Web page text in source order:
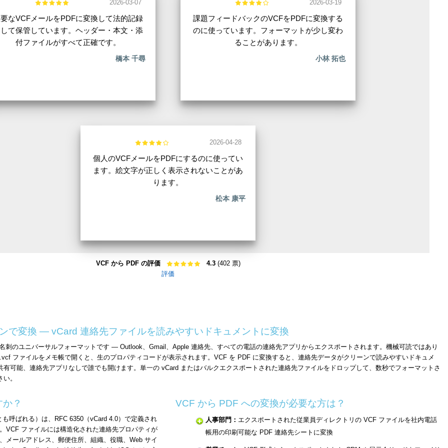
2026-03-07
なVCFメールをPDFに変換して法的記録
て保管しています。ヘッダー・本文・添
付ファイルがすべて正確です。
橋本 千尋
2026-03-19
課題フィードバックのVCFをPDFに変換する
のに使っています。フォーマットが少し変わ
ることがあります。
小林 拓也
2026-04-28
個人のVCFメールをPDFにするのに使ってい
ます。絵文字が正しく表示されないことがあ
ります。
松本 康平
VCF から PDF の評価 4.3(402 票)
評価
で変換 — vCard 連絡先ファイルを読みやすいドキュメントに変換
刺のユニバーサルフォーマットです — Outlook、Gmail、Apple 連絡先、すべての電話の連絡先アプリからエクスポートされます。機械可読ではあり
ファイルをメモ帳で開くと、生のプロパティコードが表示されます。VCF を PDF に変換すると、連絡先データがクリーンで読みやすいドキュメ
可能、連絡先アプリなしで誰でも開けます。単一の vCard またはバルクエクスポートされた連絡先ファイルをドロップして、数秒でフォーマットさ
。
？
呼ばれる）は、RFC 6350（vCard 4.0）で定義され
VCF ファイルには構造化された連絡先プロパティが
メールアドレス、郵便住所、組織、役職、Web サイ
VCF から PDF への変換が必要な方は？
人事部門： エクスポートされた従業員ディレクトリの VCF ファイルを社内電話
帳用の印刷可能な PDF 連絡先シートに変換